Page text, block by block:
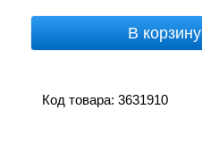
В корзину
Код товара: 3631910